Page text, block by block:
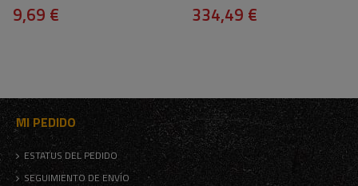
9,69 € 334,49 €
MI PEDIDO
ESTATUS DEL PEDIDO
SEGUIMIENTO DE ENVÍO